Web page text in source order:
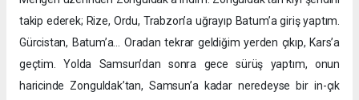
takip ederek; Rize, Ordu, Trabzon’a uğrayıp Batum’a giriş yaptım.
Gürcistan, Batum’a… Oradan tekrar geldiğim yerden çıkıp, Kars’a
geçtim. Yolda Samsun’dan sonra gece sürüş yaptım, onun
haricinde Zonguldak’tan, Samsun’a kadar neredeyse bir in-çık